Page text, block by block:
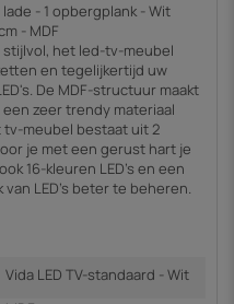
- 1 opbergplank - Wit
- MDF
stijlvol, het led-tv-meubel
en tegelijkertijd uw
De MDF-structuur maakt
zeer trendy materiaal
meubel bestaat uit 2
je met een gerust hart je
16-kleuren LED's en een
LED's beter te beheren.
Vida LED TV-standaard - Wit